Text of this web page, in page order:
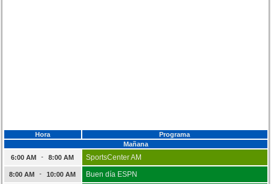
Hora
Programa
Mañana
6:00 AM
- 8:00 AM SportsCenter AM
8:00 AM - 10:00 AM Buen día ESPN